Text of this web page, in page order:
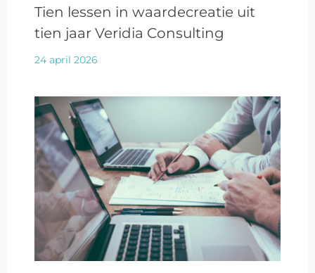
Tien lessen in waardecreatie uit
tien jaar Veridia Consulting
24 april 2026